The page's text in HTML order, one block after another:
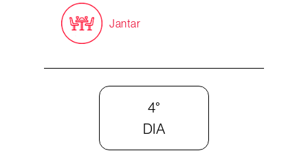
Jantar
4°
DIA